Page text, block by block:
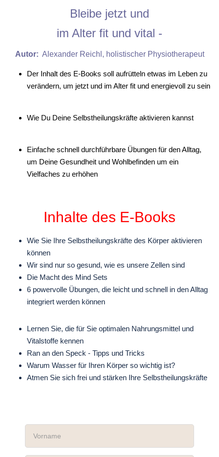
Bleibe jetzt und
im Alter fit und vital -
Autor: Alexander Reichl, holistischer Physiotherapeut
Der Inhalt des E-Books soll aufrütteln etwas im Leben zu
verändern, um jetzt und im Alter fit und energievoll zu sein
Wie Du Deine Selbstheilungskräfte aktivieren kannst
Einfache schnell durchführbare Übungen für den Alltag,
um Deine Gesundheit und Wohlbefinden um ein
Vielfaches zu erhöhen
Inhalte des E-Books
Wie Sie Ihre Selbstheilungskräfte des Körper aktivieren
können
Wir sind nur so gesund, wie es unsere Zellen sind
Die Macht des Mind Sets
6 powervolle Übungen, die leicht und schnell in den Alltag
integriert werden können
Lernen Sie, die für Sie optimalen Nahrungsmittel und
Vitalstoffe kennen
Ran an den Speck - Tipps und Tricks
Warum Wasser für Ihren Körper so wichtig ist?
Atmen Sie sich frei und stärken Ihre Selbstheilungskräfte